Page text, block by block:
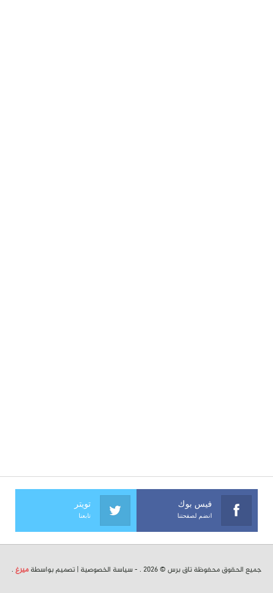
فيس بوك
انضم لصفحتنا
تويتر
تابعنا
جميع الحقوق محفوظة تاق برس © 2026 . - سياسة الخصوصية | تصميم بواسطة ميرغ .